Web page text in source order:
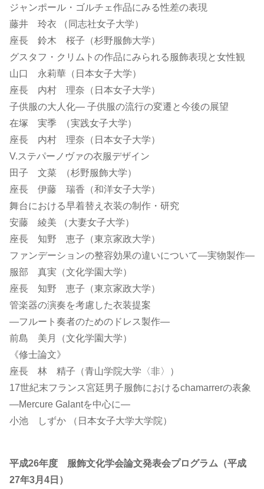
ジャンポール・ゴルチェ作品にみる性差の表現
藤井 玲衣 （同志社女子大学）
座長 鈴木 桜子（杉野服飾大学）
グスタフ・クリムトの作品にみられる服飾表現と女性観
山口 永莉華（日本女子大学）
座長 内村 理奈（日本女子大学）
子供服の大人化― 子供服の流行の変遷と今後の展望
在塚 実季 （実践女子大学）
座長 内村 理奈（日本女子大学）
V.ステパーノヴァの衣服デザイン
田子 文菜 （杉野服飾大学）
座長 伊藤 瑞香（和洋女子大学）
舞台における早着替え衣装の制作・研究
安藤 綾美 （大妻女子大学）
座長 知野 恵子（東京家政大学）
ファンデーションの整容効果の違いについて―実物製作―
服部 真実（文化学園大学）
座長 知野 恵子（東京家政大学）
管楽器の演奏を考慮した衣装提案
―フルート奏者のためのドレス製作―
前島 美月（文化学園大学）
《修士論文》
座長 林 精子（青山学院大学〈非〉）
17世紀末フランス宮廷男子服飾におけるchamarrerの表象
―Mercure Galantを中心に―
小池 しずか （日本女子大学大学院）
平成26年度 服飾文化学会論文発表会プログラム（平成
27年3月4日）